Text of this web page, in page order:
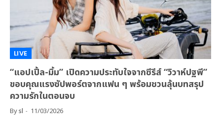
LIVE
“แอปเปิ้ล-มิ้ม” เปิดความประทับใจจากซีรีส์ “วิวาห์ปฐพี”
ขอบคุณแรงซัปพอร์ตจากแฟน ๆ พร้อมชวนลุ้นบทสรุป
ความรักในตอนจบ
Bysl 11/03/2026